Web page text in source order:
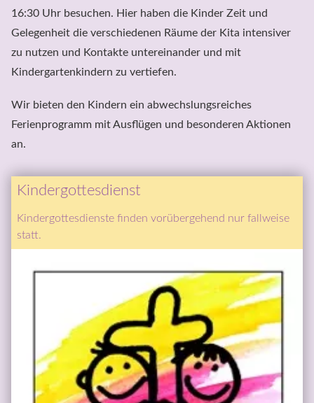
16:30 Uhr besuchen. Hier haben die Kinder Zeit und
Gelegenheit die verschiedenen Räume der Kita intensiver
zu nutzen und Kontakte untereinander und mit
Kindergartenkindern zu vertiefen.
Wir bieten den Kindern ein abwechslungsreiches
Ferienprogramm mit Ausflügen und besonderen Aktionen
an.
Kindergottesdienst
Kindergottesdienste finden vorübergehend nur fallweise
statt.